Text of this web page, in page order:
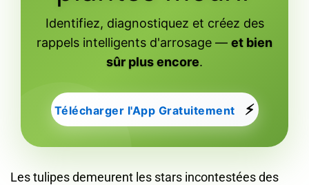
Identifiez, diagnostiquez et créez des
rappels intelligents d'arrosage — et bien
sûr plus encore.
Télécharger l'App Gratuitement ⚡
Les tulipes demeurent les stars incontestées des